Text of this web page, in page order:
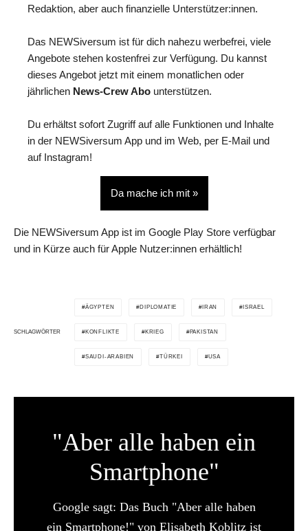
Redaktion, aber auch finanzielle Unterstützer:innen.
Das NEWSiversum ist für dich nahezu werbefrei, viele
Angebote stehen kostenfrei zur Verfügung. Du kannst
dieses Angebot jetzt mit einem monatlichen oder
jährlichen News-Crew Abo unterstützen.
Du erhältst sofort Zugriff auf alle Funktionen und Inhalte
in der NEWSiversum App und im Web, per E-Mail und
auf Instagram!
Da mache ich mit »
Die NEWSiversum App ist im Google Play Store verfügbar
und in Kürze auch für Apple Nutzer:innen erhältlich!
SCHLAGWÖRTER
ÄGYPTEN DIPLOMATIE IRAN ISRAEL
KONFLIKTE KRIEG PAKISTAN
SAUDI-ARABIEN TÜRKEI USA
"Aber alle haben ein
Smartphone"
Google sagt: Das Buch "Aber alle haben
ein Smartphone!" von Elisabeth Koblitz ist